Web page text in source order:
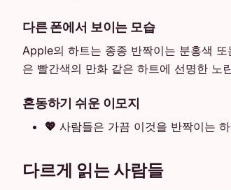
다른 폰에서 보이는 모습
Apple의 하트는 종종 반짝이는 분홍색
은 빨간색의 만화 같은 하트에 선명한 노
혼동하기 쉬운 이모지
💖 사람들은 가끔 이것을 반짝이는
다르게 읽는 사람들